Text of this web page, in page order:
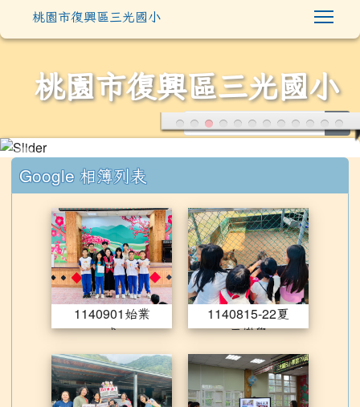
桃園市復興區三光國小
桃園市復興區三光國小
::: Google 相簿列表
1140901始業式
1140901始業
式
1140815-22夏
日樂學
1140826家訪日